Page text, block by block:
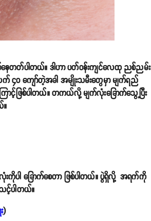
နေတတ်ပါတယ်။ ဒါဟာ ပတ်ဝန်းကျင်လေထု ညစ်ညမ်း
၀ ကျော်တဲ့အခါ အမျိုးသမီးတွေမှာ မျက်ရည်
ာင့်ဖြစ်ပါတယ်။ တကယ်လို့ မျက်လုံးခြောက်သွေ့ပြီး
းကိုပါ ခြောက်စေတာ ဖြစ်ပါတယ်။ ပွဲရှိလို့ အရက်ကို
င့်ပါတယ်။
)